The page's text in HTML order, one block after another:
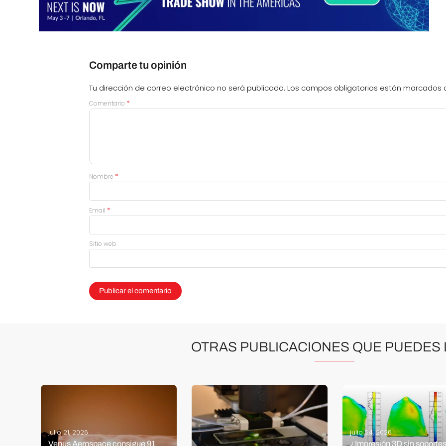
Comparte tu opinión
Tu dirección de correo electrónico no será publicada. Los campos obligatorios están marcados
Comentario *
Nombre *
Email *
Sitio web
OTRAS PUBLICACIONES QUE PUEDES
julio 21, 2026
Venus Aerospace consigue 91
julio 24, 2026
¿Impresión 3D sin